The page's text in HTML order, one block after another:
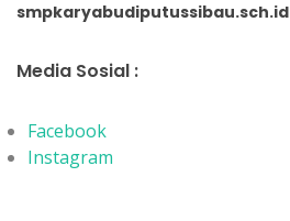
smpkaryabudiputussibau.sch.id
Media Sosial :
Facebook
Instagram